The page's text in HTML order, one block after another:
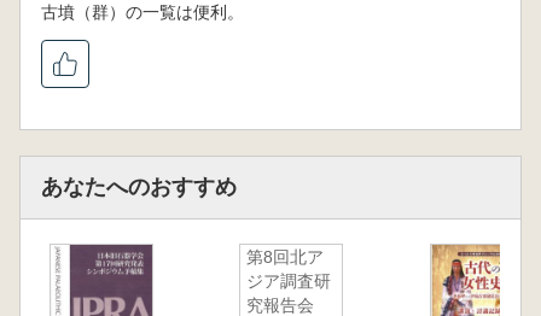
古墳（群）の一覧は便利。
あなたへのおすすめ
第8回北ア
ジア調査研
究報告会